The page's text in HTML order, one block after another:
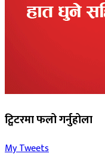
ट्विटरमा फलो गर्नुहोला
My Tweets